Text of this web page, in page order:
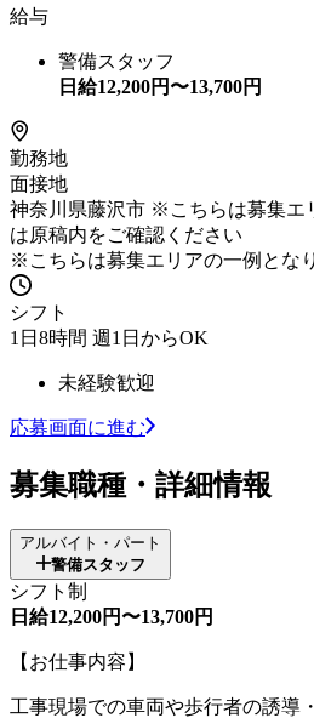
給与
警備スタッフ
日給12,200円〜13,700円
勤務地
面接地
神奈川県藤沢市 ※こちらは募集エ
は原稿内をご確認ください
※こちらは募集エリアの一例とな
シフト
1日8時間 週1日からOK
未経験歓迎
応募画面に進む
募集職種・詳細情報
アルバイト・パート
警備スタッフ
シフト制
日給12,200円〜13,700円
【お仕事内容】
工事現場での車両や歩行者の誘導